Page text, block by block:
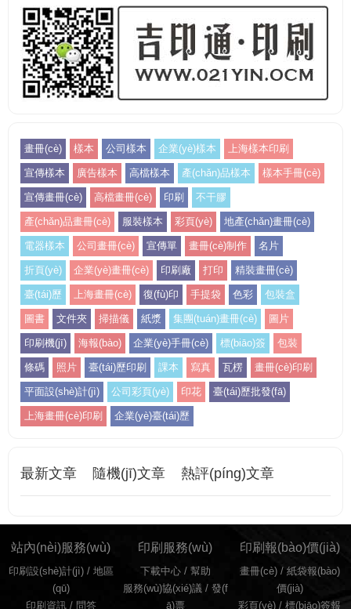
畫冊(cè) 樣本 公司樣本 企業(yè)樣本 上海樣本印刷
宣傳樣本 廣告樣本 高檔樣本 產(chǎn)品樣本 樣本手冊(cè)
宣傳畫冊(cè) 高檔畫冊(cè) 印刷 不干膠
產(chǎn)品畫冊(cè) 服裝樣本 彩頁(yè) 地產(chǎn)畫冊(cè)
電器樣本 公司畫冊(cè) 宣傳單 畫冊(cè)制作 名片
折頁(yè) 企業(yè)畫冊(cè) 印刷廠 打印 精裝畫冊(cè)
臺(tái)歷 上海畫冊(cè) 復(fù)印 手提袋 色彩 包裝盒
圖書 文件夾 掃描儀 紙漿 集團(tuán)畫冊(cè) 圖片
印刷機(jī) 海報(bào) 企業(yè)手冊(cè) 標(biāo)簽 包裝
條碼 照片 臺(tái)歷印刷 課本 寫真 瓦楞 畫冊(cè)印刷
平面設(shè)計(jì) 公司彩頁(yè) 印花 臺(tái)歷批發(fā)
上海畫冊(cè)印刷 企業(yè)臺(tái)歷
最新文章 隨機(jī)文章 熱評(píng)文章
站內(nèi)服務(wù)
印刷設(shè)計(jì)/ 地區
(qū)
印刷資訊/ 問答
印刷服務(wù)
下載中心 / 幫助
服務(wù)協(xié)議/ 發(f
ā)票
印刷報(bào)價(jià)
畫冊(cè)/ 紙袋報(bào)
價(jià)
彩頁(yè) /標(biāo)簽報